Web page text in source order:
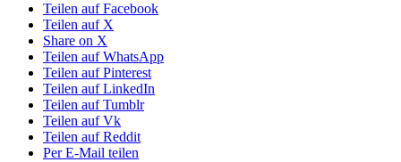
Teilen auf Facebook
Teilen auf X
Share on X
Teilen auf WhatsApp
Teilen auf Pinterest
Teilen auf LinkedIn
Teilen auf Tumblr
Teilen auf Vk
Teilen auf Reddit
Per E-Mail teilen